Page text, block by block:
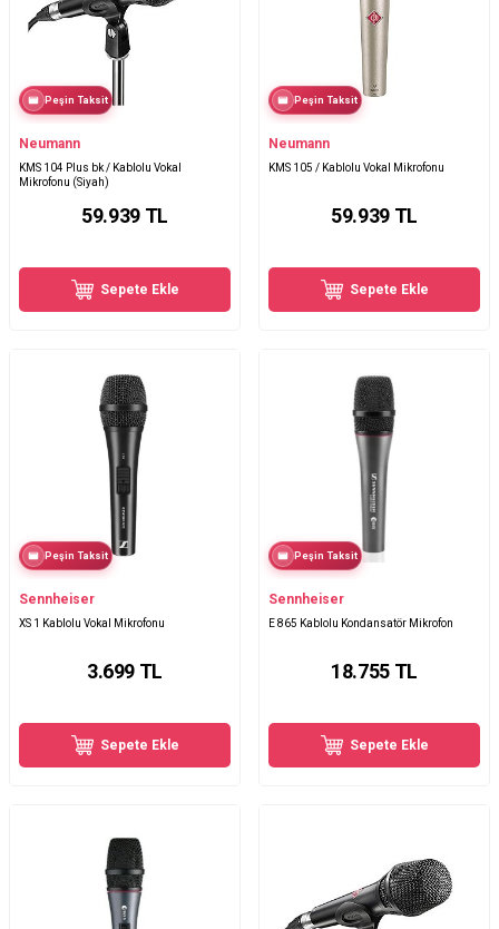
Peşin Taksit
Neumann
KMS 104 Plus bk / Kablolu Vokal
Mikrofonu (Siyah)
59.939TL
Sepete Ekle
Peşin Taksit
Neumann
KMS 105 / Kablolu Vokal Mikrofonu
59.939TL
Sepete Ekle
Peşin Taksit
Sennheiser
XS 1 Kablolu Vokal Mikrofonu
3.699 TL
Sepete Ekle
Peşin Taksit
Sennheiser
E 865 Kablolu Kondansatör Mikrofon
18.755TL
Sepete Ekle